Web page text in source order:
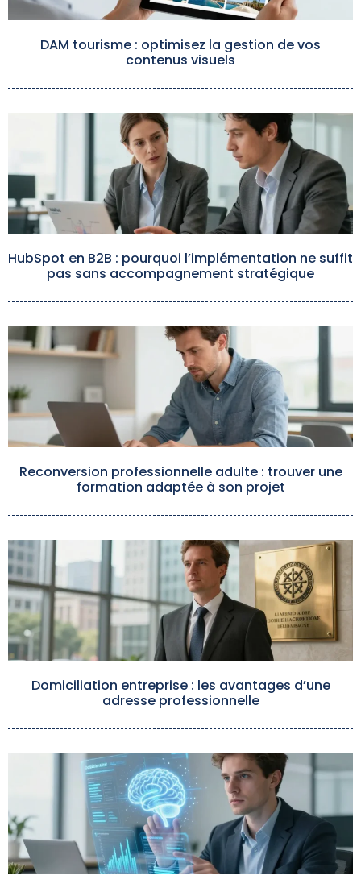
DAM tourisme : optimisez la gestion de vos
contenus visuels
HubSpot en B2B : pourquoi l’implémentation ne suffit
pas sans accompagnement stratégique
Reconversion professionnelle adulte : trouver une
formation adaptée à son projet
Domiciliation entreprise : les avantages d’une
adresse professionnelle